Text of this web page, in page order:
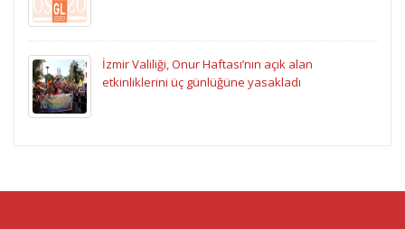
İzmir Valiliği, Onur Haftası’nın açık alan
etkinliklerini üç günlüğüne yasakladı